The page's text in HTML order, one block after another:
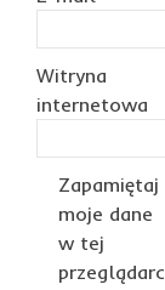
Witryna
internetowa
Zapamiętaj
moje dane
w tej